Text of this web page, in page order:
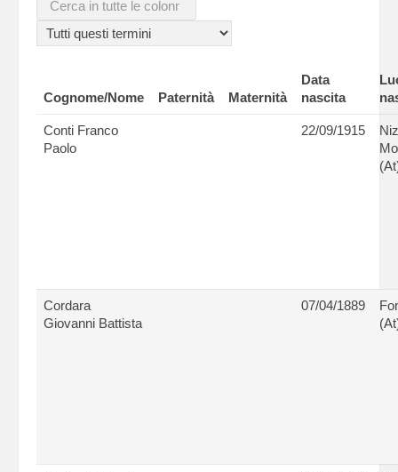
Cognome/Nome Paternità Maternità
Data
nascita
Conti Franco
Paolo
22/09/1915
Cordara
Giovanni Battista
07/04/1889